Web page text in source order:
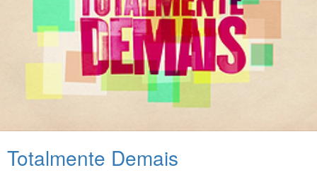
Totalmente Demais